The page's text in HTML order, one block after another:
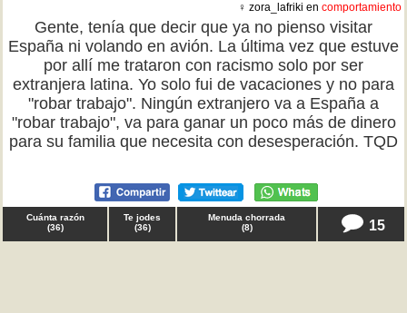
♀ zora_lafriki en comportamiento
Gente, tenía que decir que ya no pienso visitar
España ni volando en avión. La última vez que estuve
por allí me trataron con racismo solo por ser
extranjera latina. Yo solo fui de vacaciones y no para
"robar trabajo". Ningún extranjero va a España a
"robar trabajo", va para ganar un poco más de dinero
para su familia que necesita con desesperación. TQD
Cuánta razón
(36)
Te jodes
(36)
Menuda chorrada
(8) 15